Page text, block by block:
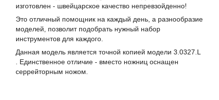
изготовлен - швейцарское качество непревзойденно!
Это отличный помощник на каждый день, а разнообразие
моделей, позволит подобрать нужный набор
инструментов для каждого.
Данная модель является точной копией модели 3.0327.L
. Единственное отличие - вместо ножниц оснащен
серрейторным ножом.